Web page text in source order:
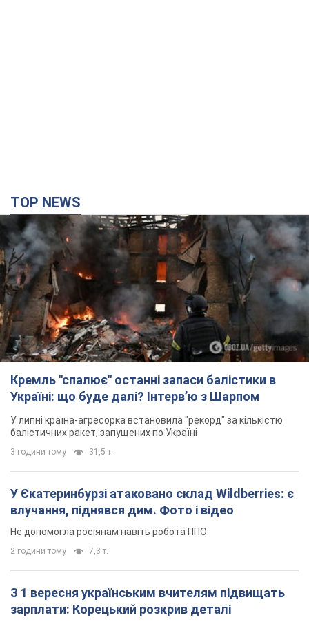
TOP NEWS
Кремль "спалює" останні запаси балістики в
Україні: що буде далі? Інтерв’ю з Шарпом
У липні країна-агресорка встановила "рекорд" за кількістю
балістичних ракет, запущених по Україні
3 години тому 31,5 т.
У Єкатеринбурзі атаковано склад Wildberries: є
влучання, піднявся дим. Фото і відео
Не допомогла росіянам навіть робота ППО
2 години тому 7,3 т.
З 1 вересня українським вчителям підвищать
зарплати: Корецький розкрив деталі